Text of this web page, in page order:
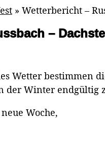
» Wetterbericht –
–
Wetter bestimmen
der Winter endgültig
Woche,